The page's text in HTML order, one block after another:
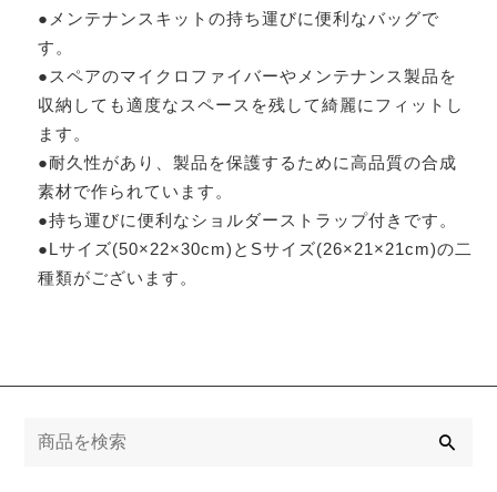
●メンテナンスキットの持ち運びに便利なバッグで
す。
●スペアのマイクロファイバーやメンテナンス製品を
収納しても適度なスペースを残して綺麗にフィットし
ます。
●耐久性があり、製品を保護するために高品質の合成
素材で作られています。
●持ち運びに便利なショルダーストラップ付きです。
●Lサイズ(50×22×30cm)とSサイズ(26×21×21cm)の二
種類がございます。